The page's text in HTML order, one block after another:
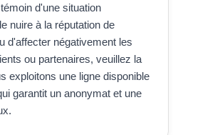
d'une situation
nuire à la réputation de
d'affecter négativement les
ou partenaires, veuillez la
exploitons une ligne disponible
garantit un anonymat et une